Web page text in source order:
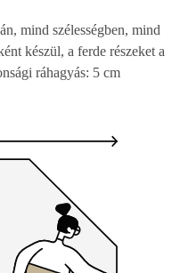
mind szélességben, mind
készül, a ferde részeket a
ráhagyás: 5 cm